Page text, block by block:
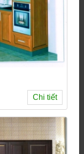
Chi tiết